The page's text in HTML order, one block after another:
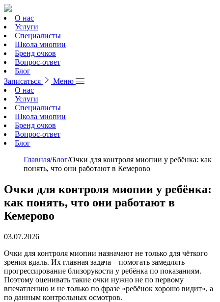
О нас
Услуги
Специалисты
Школа миопии
Бренд очков
Вопрос-ответ
Блог
Записаться
Меню
О нас
Услуги
Специалисты
Школа миопии
Бренд очков
Вопрос-ответ
Блог
Главная/Блог/Очки для контроля миопии у ребёнка: как
понять, что они работают в Кемерово
Очки для контроля миопии у ребёнка:
как понять, что они работают в
Кемерово
03.07.2026
Очки для контроля миопии назначают не только для чёткого
зрения вдаль. Их главная задача – помогать замедлять
прогрессирование близорукости у ребёнка по показаниям.
Поэтому оценивать такие очки нужно не по первому
впечатлению и не только по фразе «ребёнок хорошо видит», а
по данным контрольных осмотров.